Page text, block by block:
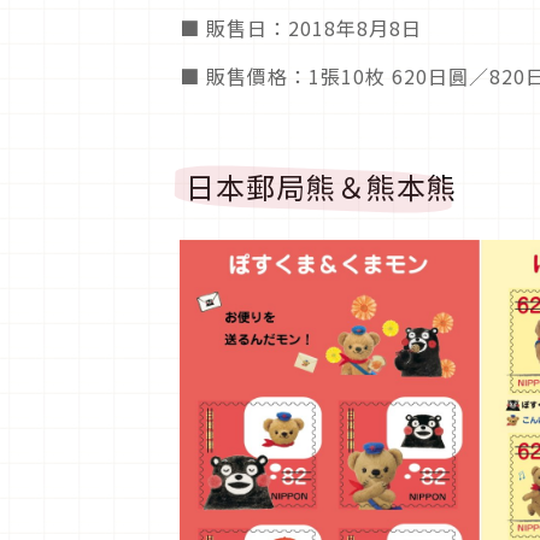
■ 販售日：2018年8月8日
■ 販售價格：1張10枚 620日圓／820
日本郵局熊＆熊本熊